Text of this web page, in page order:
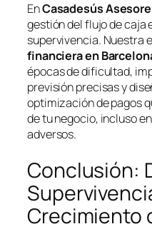
EnCasadesús
gestión del flujo de caja
supervivencia. Nuestra
financiera en
épocas de dificultad,
previsión precisas y
optimización de pagos
de tu negocio, incluso
adversos.
Conclusión:
Crecimiento